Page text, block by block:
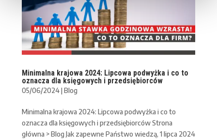
Minimalna krajowa 2024: Lipcowa podwyżka i co to
oznacza dla księgowych i przedsiębiorców
05/06/2024|Blog
Minimalna krajowa 2024: Lipcowa podwyżka i co to
oznacza dla księgowych i przedsiębiorców Strona
główna > Blog Jak zapewne Państwo wiedzą, 1 lipca 2024